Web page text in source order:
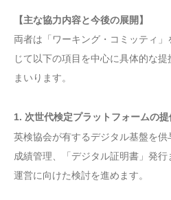
【主な協力内容と今後の展開】
両者は「ワーキング・コミッティ
じて以下の項目を中心に具体的な
まいります。
1. 次世代検定プラットフォームの提
英検協会が有するデジタル基盤を供
成績管理、「デジタル証明書」発
運営に向けた検討を進めます。